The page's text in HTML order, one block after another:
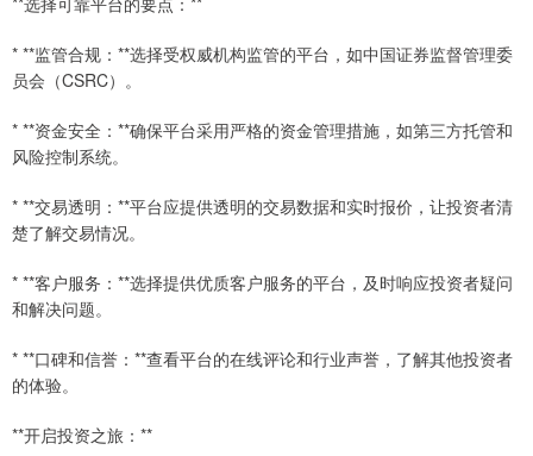
* **监管合规：**选择受权威机构监管的平台，如中国证券监督管理委
员会（CSRC）。
* **资金安全：**确保平台采用严格的资金管理措施，如第三方托管和
风险控制系统。
* **交易透明：**平台应提供透明的交易数据和实时报价，让投资者清
楚了解交易情况。
* **客户服务：**选择提供优质客户服务的平台，及时响应投资者疑问
和解决问题。
* **口碑和信誉：**查看平台的在线评论和行业声誉，了解其他投资者
的体验。
**开启投资之旅：**